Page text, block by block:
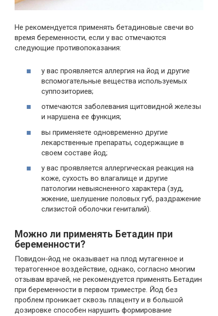
Не рекомендуется применять бетадиновые свечи во
время беременности, если у вас отмечаются
следующие противопоказания:
у вас проявляется аллергия на йод и другие
вспомогательные вещества используемых
суппозиториев;
отмечаются заболевания щитовидной железы
и нарушена ее функция;
вы применяете одновременно другие
лекарственные препараты, содержащие в
своем составе йод;
у вас проявляется аллергическая реакция на
коже, сухость во влагалище и другие
патологии невыясненного характера (зуд,
жжение, шелушение половых губ, раздражение
слизистой оболочки гениталий).
Можно ли применять Бетадин при
беременности?
Повидон-йод не оказывает на плод мутагенное и
тератогенное воздействие, однако, согласно многим
отзывам врачей, не рекомендуется применять Бетадин
при беременности в первом триместре. Йод без
проблем проникает сквозь плаценту и в большой
дозировке способен нарушить формирование